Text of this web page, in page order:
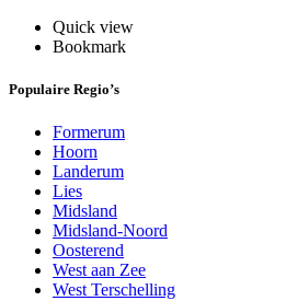
Quick view
Bookmark
Populaire Regio’s
Formerum
Hoorn
Landerum
Lies
Midsland
Midsland-Noord
Oosterend
West aan Zee
West Terschelling